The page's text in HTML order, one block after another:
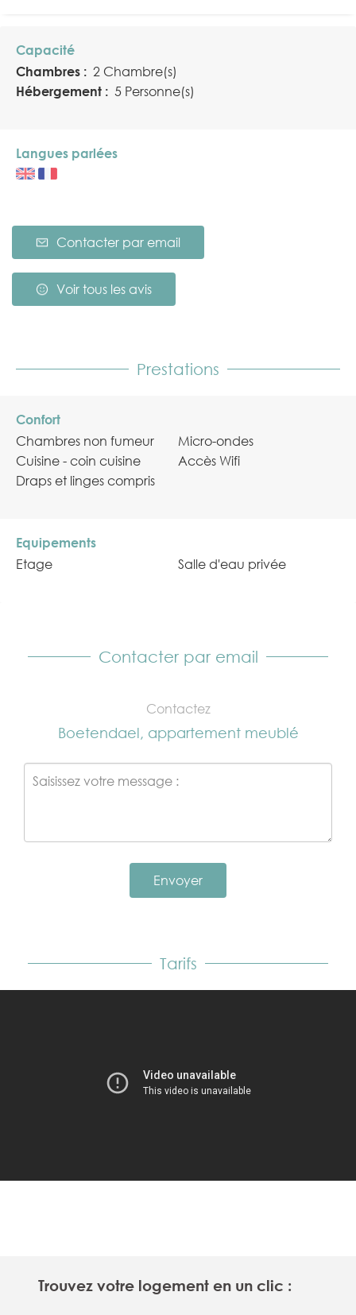
Capacité
Chambres : 2 Chambre(s)
Hébergement : 5 Personne(s)
Langues parlées
Contacter par email
Voir tous les avis
Prestations
Confort
Chambres non fumeur
Cuisine - coin cuisine
Draps et linges compris
Micro-ondes
Accès Wifi
Equipements
Etage
Salle d'eau privée
Contacter par email
Contactez
Boetendael, appartement meublé
Envoyer
Tarifs
Trouvez votre logement en un clic :